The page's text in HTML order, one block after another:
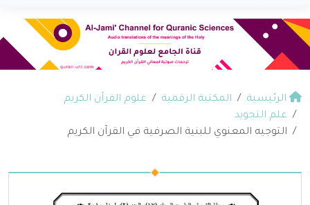
الرئيسية المكتبة الرقمية
علوم القرآن الكريم
علم التجويد
التوجيه المعنوي للبنية الصرفية في القرآن الكريم